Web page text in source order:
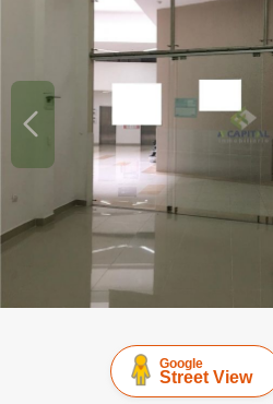
Google
Street View